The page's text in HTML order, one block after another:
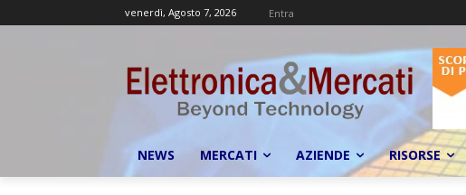
venerdì, Agosto 7, 2026 Entra
NEWS MERCATI AZIENDE RISORSE